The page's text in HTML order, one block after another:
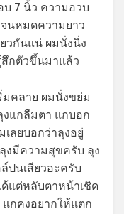
7 นิ้ว ความอวบ
นหมดความยาว
วกันแน่ ผมนั่งนิ่ง
สึกตัวขึ้นมาแล้ว
คลาย ผมนั่งขย่ม
งแกลืมตา แกบอก
ลยบอกว่าลุงอยู่
งมีความสุขครับ ลุง
ปนเสียวอะครับ
ด้แต่หลับตาหน้าเชิด
แกคงอยากให้แตก